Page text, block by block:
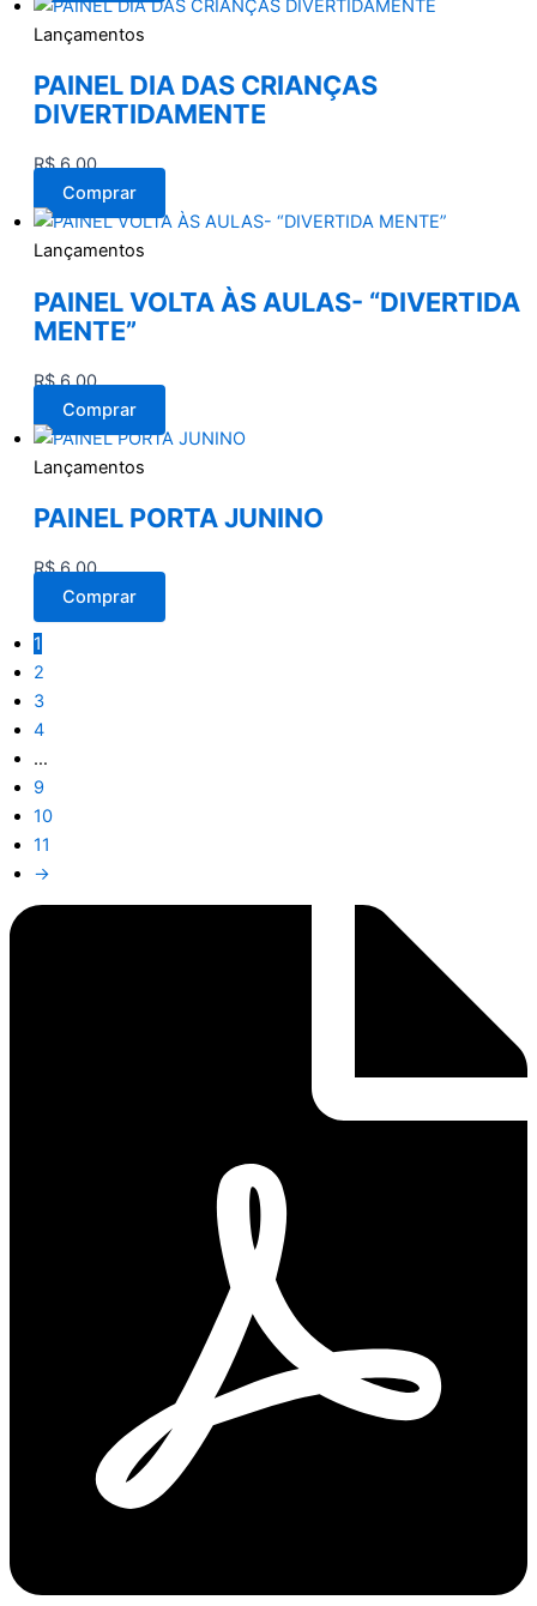
Lançamentos
PAINEL DIA DAS CRIANÇAS
DIVERTIDAMENTE
R$6,00
Comprar
Lançamentos
PAINEL VOLTA ÀS AULAS- “DIVERTIDA
MENTE”
R$6,00
Comprar
Lançamentos
PAINEL PORTA JUNINO
R$6,00
Comprar
1
2
3
4
…
9
10
11
→